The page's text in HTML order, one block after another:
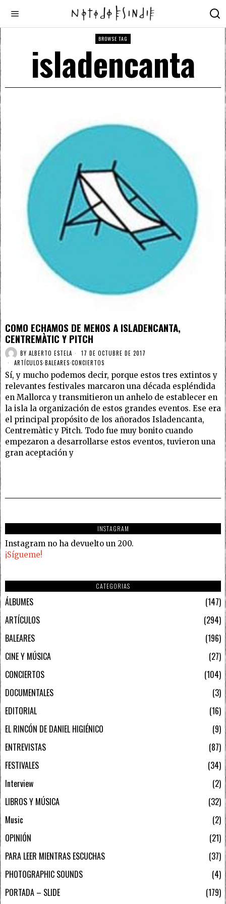
BROWSE TAG
isladencanta
COMO ECHAMOS DE MENOS A ISLADENCANTA,
CENTREMÀTIC Y PITCH
BY ALBERTO ESTELA
17 DE OCTUBRE DE 2017
ARTÍCULOS·BALEARES·CONCIERTOS
Sí, y mucho podemos decir, porque estos tres extintos y
relevantes festivales marcaron una década espléndida
en Mallorca y transmitieron un anhelo de establecer en
la isla la organización de estos grandes eventos. Ese era
el principal propósito de los añorados Isladencanta,
Centremàtic y Pitch. Todo fue muy bonito cuando
empezaron a desarrollarse estos eventos, tuvieron una
gran aceptación y
INSTAGRAM
Instagram no ha devuelto un 200.
¡Sígueme!
CATEGORIAS
ÁLBUMES
147
ARTÍCULOS
294
BALEARES
196
CINE Y MÚSICA
27
CONCIERTOS
104
DOCUMENTALES
3
EDITORIAL
16
EL RINCÓN DE DANIEL HIGIÉNICO
9
ENTREVISTAS
87
FESTIVALES
34
Interview
2
LIBROS Y MÚSICA
32
Music
2
OPINIÓN
21
PARA LEER MIENTRAS ESCUCHAS
37
PHOTOGRAPHIC SOUNDS
4
PORTADA – SLIDE
179